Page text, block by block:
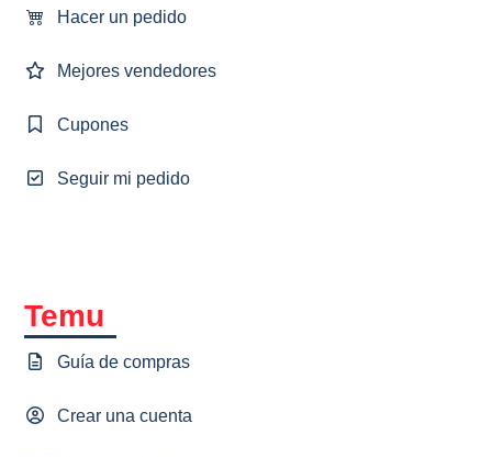
Hacer un pedido
Mejores vendedores
Cupones
Seguir mi pedido
Temu
Guía de compras
Crear una cuenta